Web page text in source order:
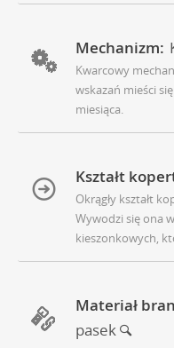
Mechanizm:
Kwarcowy
wskazań mieści
miesiąca.
Kształt
Okrągły kształt
Wywodzi się ona
kieszonkowych,
Materiał
pasek